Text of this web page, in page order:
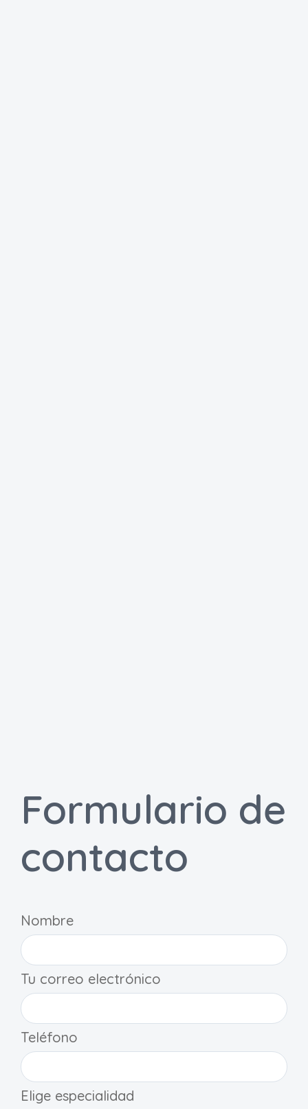
Formulario de
contacto
Nombre
Tu correo electrónico
Teléfono
Elige especialidad